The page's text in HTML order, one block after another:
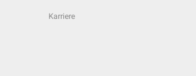
Karriere